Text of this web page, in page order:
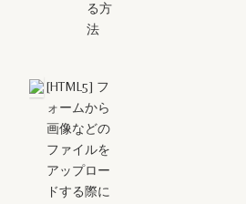
る方
法
[HTML5] フ
ォームから
画像などの
ファイルを
アップロー
ドする際に